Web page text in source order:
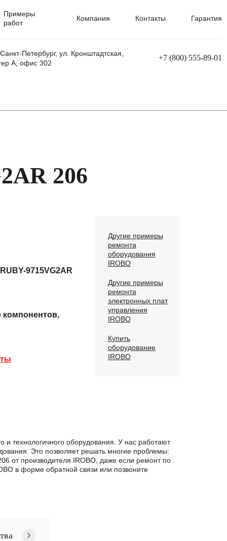
Примеры
работ
Компания Контакты Гарантия
Петербург, ул. Кронштадтская,
А, офис 302
+7 (800) 555-89-01
206
9715VG2AR
компонентов,
Другие примеры
ремонта
оборудования
IROBO
Другие примеры
ремонта
электронных плат
управления
IROBO
Купить
оборудование
IROBO
технологичного оборудования. У нас работают
Это позволяет решать многие проблемы:
от производителя IROBO, даже если ремонт по
в формe обратной связи или позвоните